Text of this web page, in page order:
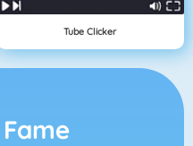
Tube Clicker
Fame